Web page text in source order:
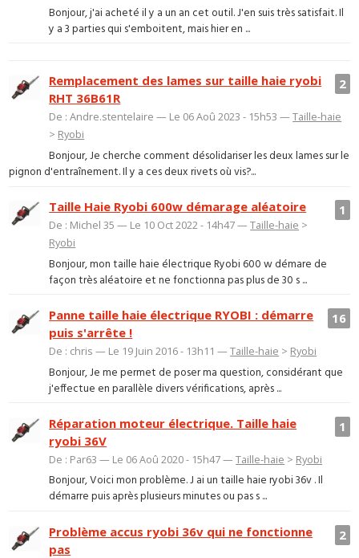
Bonjour, j'ai acheté il y a un an cet outil. J'en suis très satisfait. Il
y a 3 parties qui s'emboitent, mais hier en ...
2
Remplacement des lames sur taille haie ryobi
RHT 36B61R
De : Andre.stentelaire — Le 06 Aoû 2023 - 15h53 —Taille-haie
> Ryobi
Bonjour, Je cherche comment désolidariser les deux lames sur le
pignon d'entraînement. Il y a ces deux rivets où vis?...
1
Taille Haie Ryobi 600w démarage aléatoire
De : Michel 35 — Le 10 Oct 2022 - 14h47 —Taille-haie >
Ryobi
Bonjour, mon taille haie électrique Ryobi 600 w démare de
façon très aléatoire et ne fonctionna pas plus de 30 s ...
16
Panne taille haie électrique RYOBI : démarre
puis s'arrête !
De : chris — Le 19 Juin 2016 - 13h11 —Taille-haie > Ryobi
Bonjour, Je me permet de poser ma question, considérant que
j'effectue en parallèle divers vérifications, après ...
1
Réparation moteur électrique. Taille haie
ryobi 36V
De : Par63 — Le 06 Aoû 2020 - 15h47 —Taille-haie > Ryobi
Bonjour, Voici mon problème. J ai un taille haie ryobi 36v . Il
démarre puis après plusieurs minutes ou pas s ...
2
Problème accus ryobi 36v qui ne fonctionne
pas